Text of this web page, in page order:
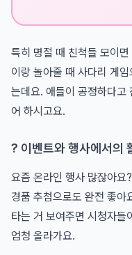
특히 명절 때 친척들 모이
이랑 놀아줄 때 사다리 게
는데요. 애들이 공정하다고
어 하시고요.
? 이벤트와 행사에서의
요즘 온라인 행사 많잖아요
경품 추첨으로도 완전 좋아
타는 거 보여주면 시청자들
엄청 올라가요.